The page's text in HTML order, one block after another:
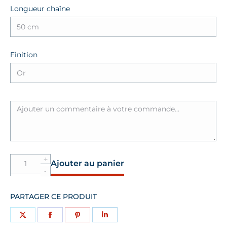
Longueur chaîne
Finition
Quantité
Collier
Ajouter au panier
PARTAGER CE PRODUIT
PartagerPartagerPartagerPartager